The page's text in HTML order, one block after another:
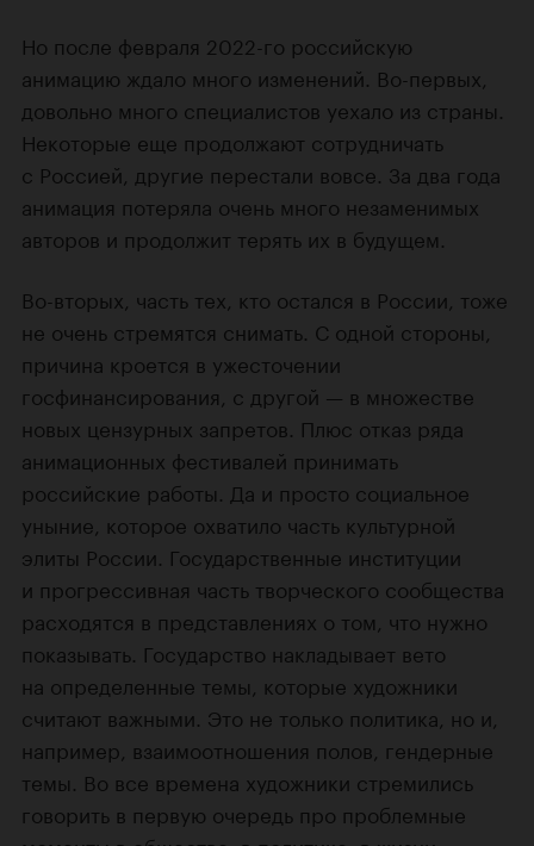
Но после февраля 2022-го российскую
анимацию ждало много изменений. Во-первых,
довольно много специалистов уехало из страны.
Некоторые еще продолжают сотрудничать
с Россией, другие перестали вовсе. За два года
анимация потеряла очень много незаменимых
авторов и продолжит терять их в будущем.
Во-вторых, часть тех, кто остался в России, тоже
не очень стремятся снимать. С одной стороны,
причина кроется в ужесточении
госфинансирования, с другой — в множестве
новых цензурных запретов. Плюс отказ ряда
анимационных фестивалей принимать
российские работы. Да и просто социальное
уныние, которое охватило часть культурной
элиты России. Государственные институции
и прогрессивная часть творческого сообщества
расходятся в представлениях о том, что нужно
показывать. Государство накладывает вето
на определенные темы, которые художники
считают важными. Это не только политика, но и,
например, взаимоотношения полов, гендерные
темы. Во все времена художники стремились
говорить в первую очередь про проблемные